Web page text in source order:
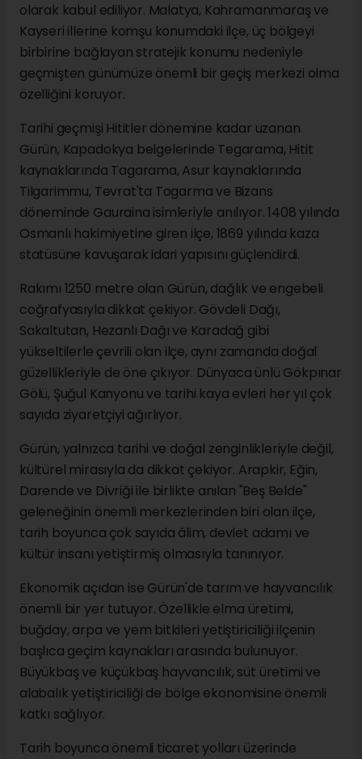
olarak kabul ediliyor. Malatya, Kahramanmaraş ve
Kayseri illerine komşu konumdaki ilçe, üç bölgeyi
birbirine bağlayan stratejik konumu nedeniyle
geçmişten günümüze önemli bir geçiş merkezi olma
özelliğini koruyor.
Tarihi geçmişi Hititler dönemine kadar uzanan
Gürün, Kapadokya belgelerinde Tegarama, Hitit
kaynaklarında Tagarama, Asur kaynaklarında
Tilgarimmu, Tevrat'ta Togarma ve Bizans
döneminde Gauraina isimleriyle anılıyor. 1408 yılında
Osmanlı hakimiyetine giren ilçe, 1869 yılında kaza
statüsüne kavuşarak idari yapısını güçlendirdi.
Rakımı 1250 metre olan Gürün, dağlık ve engebeli
coğrafyasıyla dikkat çekiyor. Gövdeli Dağı,
Sakaltutan, Hezanlı Dağı ve Karadağ gibi
yükseltilerle çevrili olan ilçe, aynı zamanda doğal
güzellikleriyle de öne çıkıyor. Dünyaca ünlü Gökpınar
Gölü, Şuğul Kanyonu ve tarihi kaya evleri her yıl çok
sayıda ziyaretçiyi ağırlıyor.
Gürün, yalnızca tarihi ve doğal zenginlikleriyle değil,
kültürel mirasıyla da dikkat çekiyor. Arapkir, Eğin,
Darende ve Divriği ile birlikte anılan "Beş Belde"
geleneğinin önemli merkezlerinden biri olan ilçe,
tarih boyunca çok sayıda âlim, devlet adamı ve
kültür insanı yetiştirmiş olmasıyla tanınıyor.
Ekonomik açıdan ise Gürün'de tarım ve hayvancılık
önemli bir yer tutuyor. Özellikle elma üretimi,
buğday, arpa ve yem bitkileri yetiştiriciliği ilçenin
başlıca geçim kaynakları arasında bulunuyor.
Büyükbaş ve küçükbaş hayvancılık, süt üretimi ve
alabalık yetiştiriciliği de bölge ekonomisine önemli
katkı sağlıyor.
Tarih boyunca önemli ticaret yolları üzerinde